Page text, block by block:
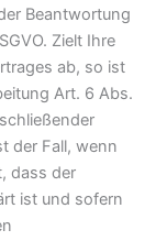
Beantwortung
Zielt Ihre
ab, so ist
Art. 6 Abs.
der Fall, wenn
dass der
ist und sofern